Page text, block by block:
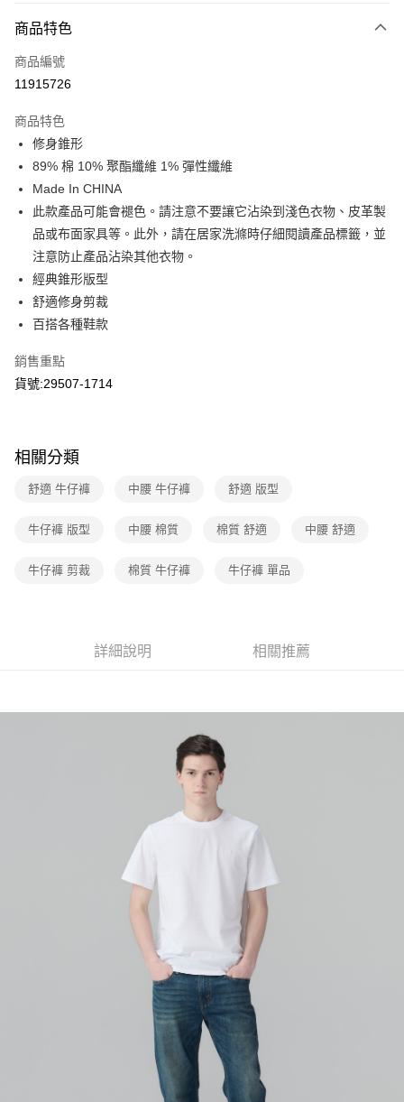
信用卡一次付款
信用卡分期付款
合作金庫商業銀行
華南商業銀行
上海商業儲蓄銀行
台北富邦商業銀行
國泰世華商業銀行
臺灣中小企業銀行
台中商業銀行
匯豐（台灣）商業銀行
華泰商業銀行
聯邦商業銀行
遠東國際商業銀行
元大商業銀行
玉山商業銀行
台新國際商業銀行
台灣樂天信用卡公司
6 期 0 利率 每期
華南商業銀行
彰化商業銀行
上海商業儲蓄銀行
國泰世華商業銀行
兆豐國際商業銀行
臺灣中小企業銀行
台中商業銀行
匯豐（台灣）商業銀行
聯邦商業銀行
元大商業銀行
玉山商業銀行
台新國際商業銀行
超商取貨付款
LINE Pay
Apple Pay
街口支付
悠遊付
Google Pay
付款後全家取貨
每筆NT$70，滿NT$1,000(含以上)免運費
付款後7-11取貨
每筆NT$100，滿NT$1,000(含以上)免運費
每筆NT$100，滿NT$1,000(含以上)免運費
商品特色
商品編號
11915726
商品特色
修身錐形
89% 棉 10% 聚酯纖維 1% 彈性纖維
Made In CHINA
此款產品可能會褪色。請注意不要讓它沾染到淺色衣物、皮革製
品或布面家具等。此外，請在居家洗滌時仔細閱讀產品標籤，並
注意防止產品沾染其他衣物。
經典錐形版型
舒適修身剪裁
百搭各種鞋款
銷售重點
貨號:29507-1714
相關分類
舒適 牛仔褲 中腰 牛仔褲 舒適 版型
牛仔褲 版型 中腰 棉質 棉質 舒適 中腰 舒適
牛仔褲 剪裁 棉質 牛仔褲 牛仔褲 單品
詳細說明 相關推薦